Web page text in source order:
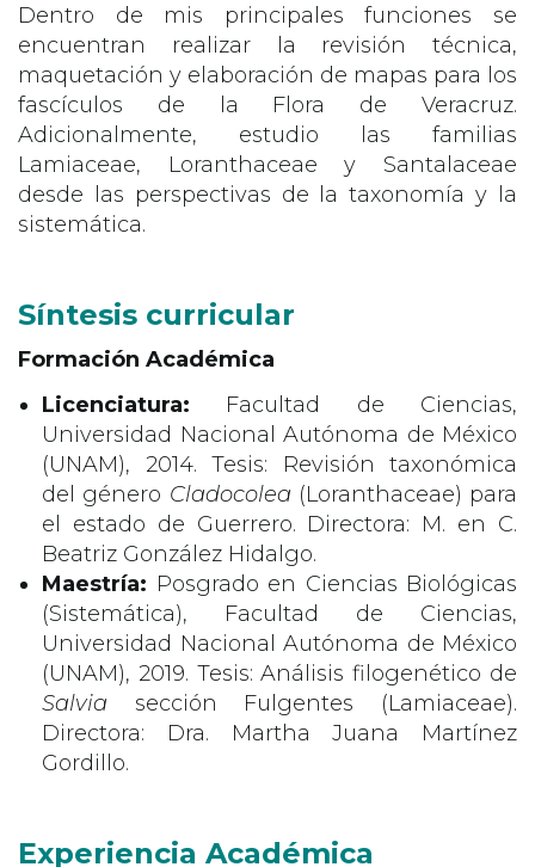
Dentro de mis principales funciones se
encuentran realizar la revisión técnica,
maquetación y elaboración de mapas para los
fascículos de la Flora de Veracruz.
Adicionalmente, estudio las familias
Lamiaceae, Loranthaceae y Santalaceae
desde las perspectivas de la taxonomía y la
sistemática.
Síntesis curricular
Formación Académica
Licenciatura: Facultad de Ciencias,
Universidad Nacional Autónoma de México
(UNAM), 2014. Tesis: Revisión taxonómica
del género Cladocolea(Loranthaceae) para
el estado de Guerrero. Directora: M. en C.
Beatriz González Hidalgo.
Maestría: Posgrado en Ciencias Biológicas
(Sistemática), Facultad de Ciencias,
Universidad Nacional Autónoma de México
(UNAM), 2019. Tesis: Análisis filogenético de
Salvia sección Fulgentes (Lamiaceae).
Directora: Dra. Martha Juana Martínez
Gordillo.
Experiencia Académica